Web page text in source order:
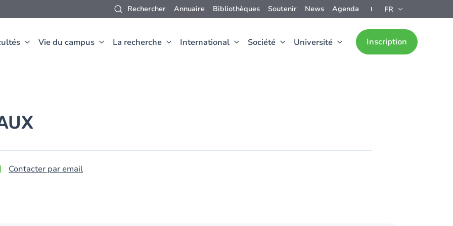
Rechercher Annuaire Bibliothèques Soutenir News Agenda FR
Vie du campus La recherche International Société Université Inscription
Contacter par email